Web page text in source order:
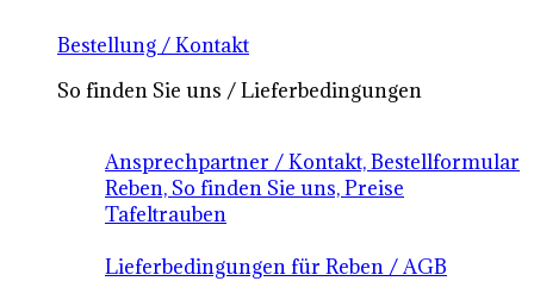
Bestellung / Kontakt
So finden Sie uns / Lieferbedingungen
Ansprechpartner / Kontakt, Bestellformular
Reben, So finden Sie uns, Preise
Tafeltrauben
Lieferbedingungen für Reben / AGB